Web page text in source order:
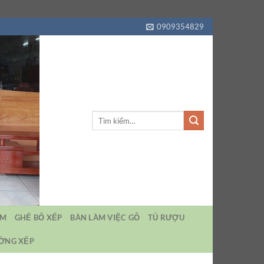
0909354829
GHẾ BỐ XẾP BÀN LÀM VIỆC GỖ TỦ RƯỢU
XẾP